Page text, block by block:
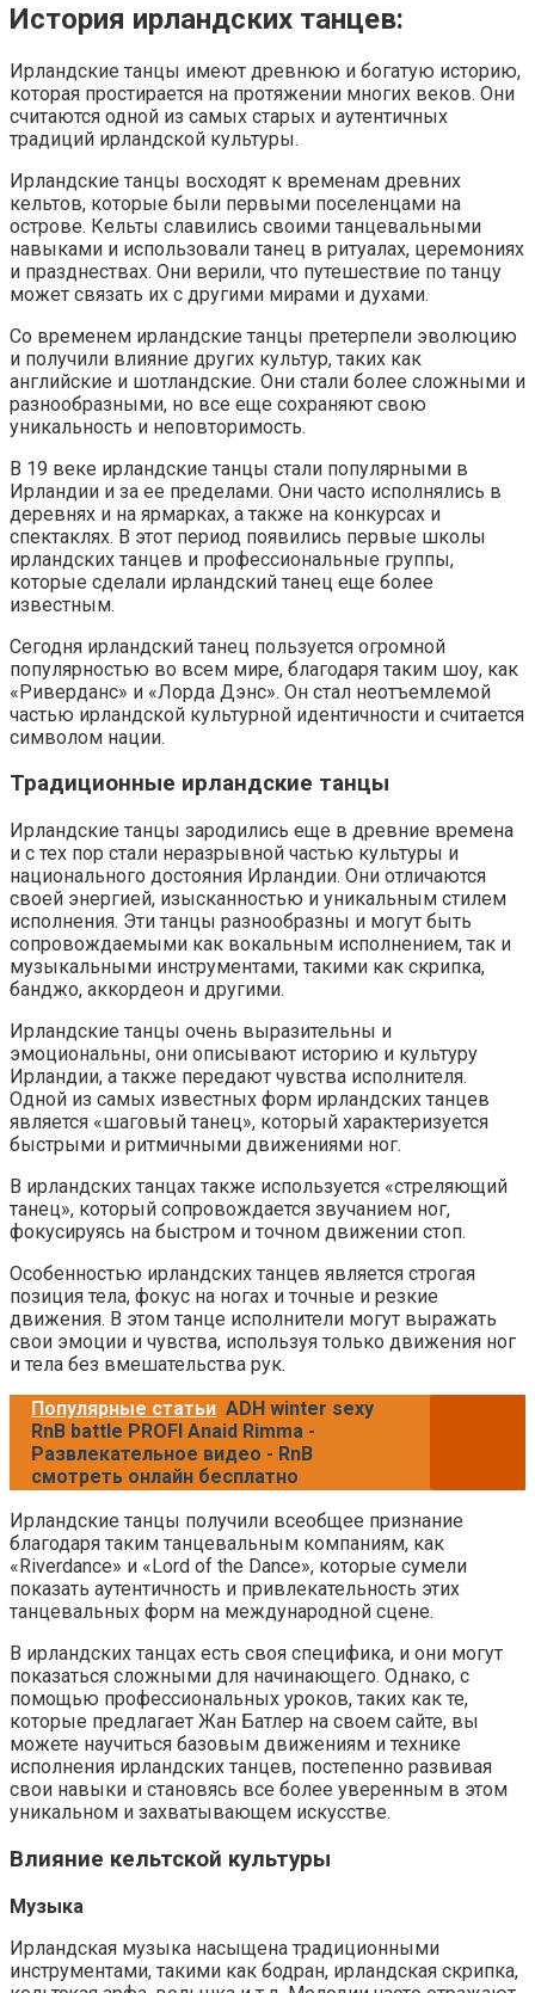
История ирландских танцев:
Ирландские танцы имеют древнюю и богатую историю,
которая простирается на протяжении многих веков. Они
считаются одной из самых старых и аутентичных
традиций ирландской культуры.
Ирландские танцы восходят к временам древних
кельтов, которые были первыми поселенцами на
острове. Кельты славились своими танцевальными
навыками и использовали танец в ритуалах, церемониях
и празднествах. Они верили, что путешествие по танцу
может связать их с другими мирами и духами.
Со временем ирландские танцы претерпели эволюцию
и получили влияние других культур, таких как
английские и шотландские. Они стали более сложными и
разнообразными, но все еще сохраняют свою
уникальность и неповторимость.
В 19 веке ирландские танцы стали популярными в
Ирландии и за ее пределами. Они часто исполнялись в
деревнях и на ярмарках, а также на конкурсах и
спектаклях. В этот период появились первые школы
ирландских танцев и профессиональные группы,
которые сделали ирландский танец еще более
известным.
Сегодня ирландский танец пользуется огромной
популярностью во всем мире, благодаря таким шоу, как
«Риверданс» и «Лорда Дэнс». Он стал неотъемлемой
частью ирландской культурной идентичности и считается
символом нации.
Традиционные ирландские танцы
Ирландские танцы зародились еще в древние времена
и с тех пор стали неразрывной частью культуры и
национального достояния Ирландии. Они отличаются
своей энергией, изысканностью и уникальным стилем
исполнения. Эти танцы разнообразны и могут быть
сопровождаемыми как вокальным исполнением, так и
музыкальными инструментами, такими как скрипка,
банджо, аккордеон и другими.
Ирландские танцы очень выразительны и
эмоциональны, они описывают историю и культуру
Ирландии, а также передают чувства исполнителя.
Одной из самых известных форм ирландских танцев
является «шаговый танец», который характеризуется
быстрыми и ритмичными движениями ног.
В ирландских танцах также используется «стреляющий
танец», который сопровождается звучанием ног,
фокусируясь на быстром и точном движении стоп.
Особенностью ирландских танцев является строгая
позиция тела, фокус на ногах и точные и резкие
движения. В этом танце исполнители могут выражать
свои эмоции и чувства, используя только движения ног
и тела без вмешательства рук.
Популярные статьи ADH winter sexy
RnB battle PROFI Anaid Rimma -
Развлекательное видео - RnB
смотреть онлайн бесплатно
Ирландские танцы получили всеобщее признание
благодаря таким танцевальным компаниям, как
«Riverdance» и «Lord of the Dance», которые сумели
показать аутентичность и привлекательность этих
танцевальных форм на международной сцене.
В ирландских танцах есть своя специфика, и они могут
показаться сложными для начинающего. Однако, с
помощью профессиональных уроков, таких как те,
которые предлагает Жан Батлер на своем сайте, вы
можете научиться базовым движениям и технике
исполнения ирландских танцев, постепенно развивая
свои навыки и становясь все более уверенным в этом
уникальном и захватывающем искусстве.
Влияние кельтской культуры
Музыка
Ирландская музыка насыщена традиционными
инструментами, такими как бодран, ирландская скрипка,